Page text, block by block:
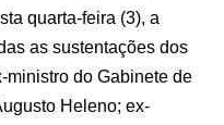
quarta-feira (3), a
as sustentações dos
ministro do Gabinete de
Heleno; ex-